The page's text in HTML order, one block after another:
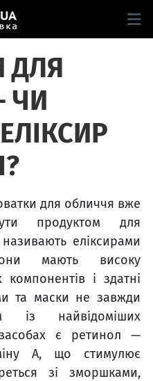
ДЛЯ
ЧИ
для обличчя вже
продуктом для
еліксирами
мають високу
і здатні
та маски не завжди
із найвідоміших
є ретинол —
А, що стимулює
зі зморшками,